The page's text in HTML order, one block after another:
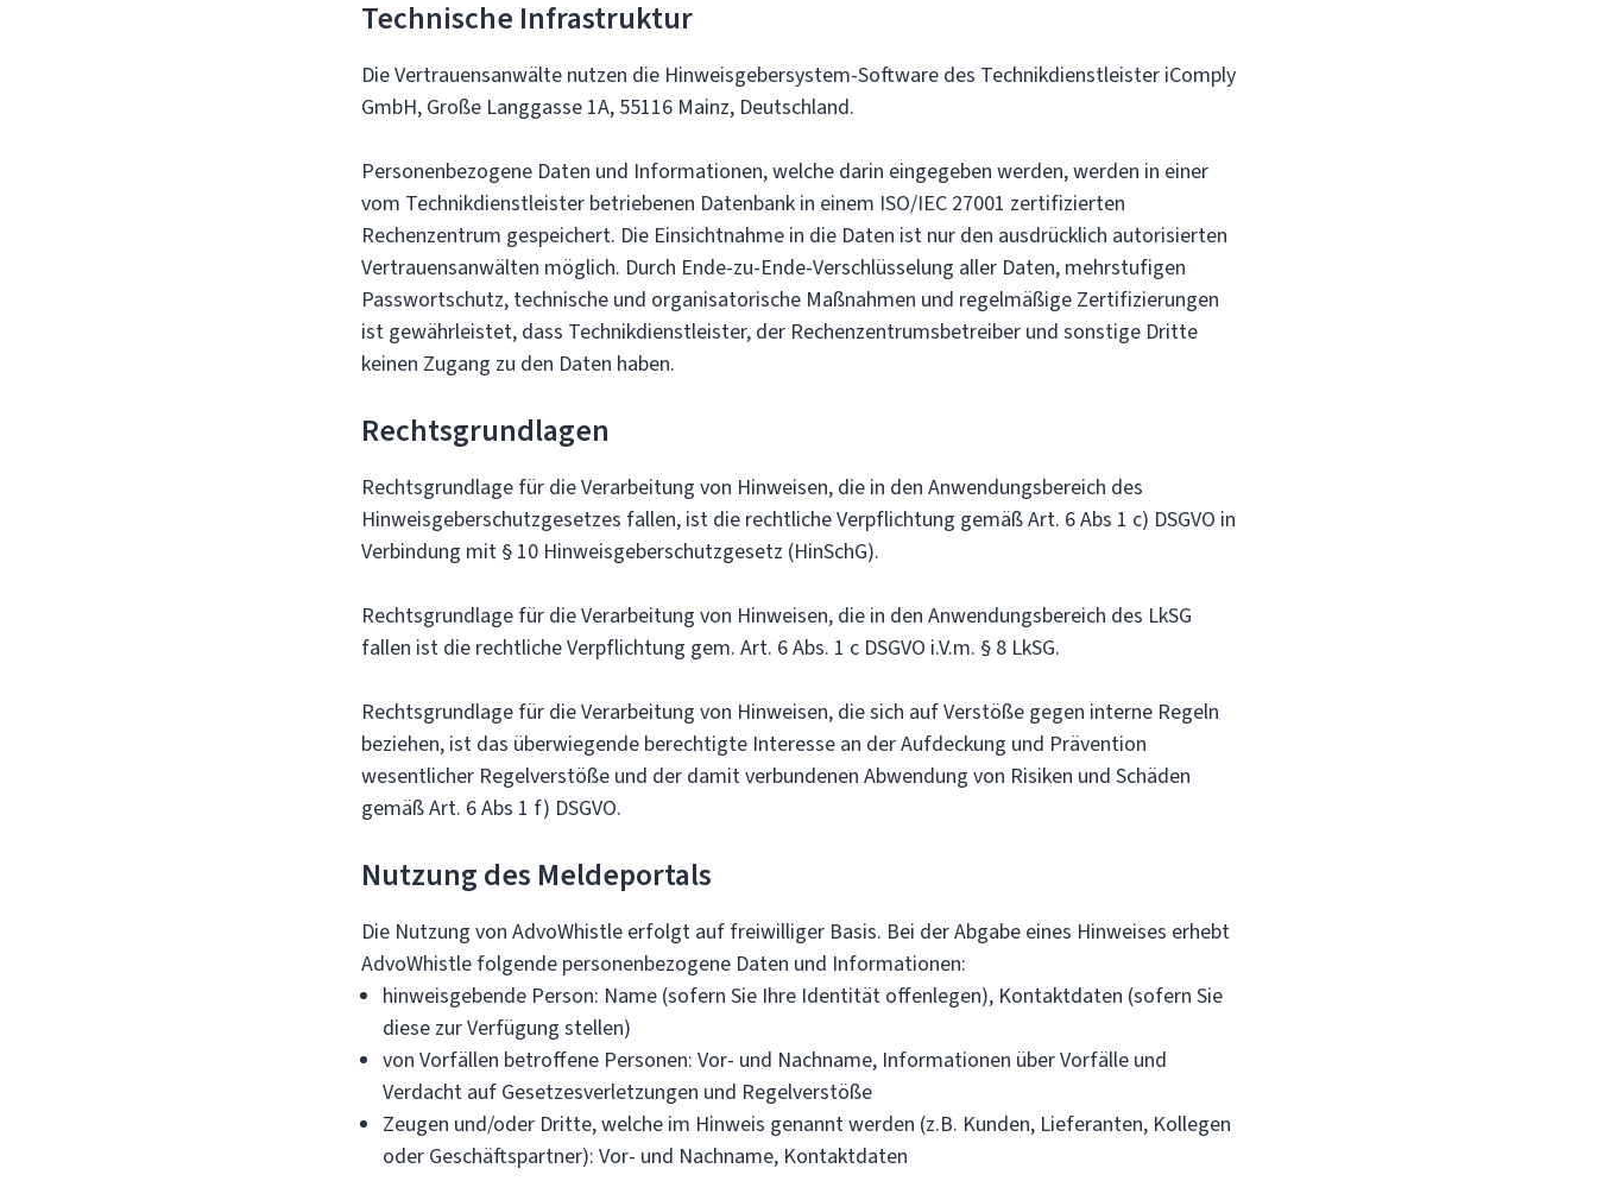
Technische Infrastruktur
Die Vertrauensanwälte nutzen die Hinweisgebersystem-Software des Technikdienstleister iComply
GmbH, Große Langgasse 1A, 55116 Mainz, Deutschland.
Personenbezogene Daten und Informationen, welche darin eingegeben werden, werden in einer
vom Technikdienstleister betriebenen Datenbank in einem ISO/IEC 27001 zertifizierten
Rechenzentrum gespeichert. Die Einsichtnahme in die Daten ist nur den ausdrücklich autorisierten
Vertrauensanwälten möglich. Durch Ende-zu-Ende-Verschlüsselung aller Daten, mehrstufigen
Passwortschutz, technische und organisatorische Maßnahmen und regelmäßige Zertifizierungen
ist gewährleistet, dass Technikdienstleister, der Rechenzentrumsbetreiber und sonstige Dritte
keinen Zugang zu den Daten haben.
Rechtsgrundlagen
Rechtsgrundlage für die Verarbeitung von Hinweisen, die in den Anwendungsbereich des
Hinweisgeberschutzgesetzes fallen, ist die rechtliche Verpflichtung gemäß Art. 6 Abs 1 c) DSGVO in
Verbindung mit § 10 Hinweisgeberschutzgesetz (HinSchG).
Rechtsgrundlage für die Verarbeitung von Hinweisen, die in den Anwendungsbereich des LkSG
fallen ist die rechtliche Verpflichtung gem. Art. 6 Abs. 1 c DSGVO i.V.m. § 8 LkSG.
Rechtsgrundlage für die Verarbeitung von Hinweisen, die sich auf Verstöße gegen interne Regeln
beziehen, ist das überwiegende berechtigte Interesse an der Aufdeckung und Prävention
wesentlicher Regelverstöße und der damit verbundenen Abwendung von Risiken und Schäden
gemäß Art. 6 Abs 1 f) DSGVO.
Nutzung des Meldeportals
Die Nutzung von AdvoWhistle erfolgt auf freiwilliger Basis. Bei der Abgabe eines Hinweises erhebt
AdvoWhistle folgende personenbezogene Daten und Informationen:
hinweisgebende Person: Name (sofern Sie Ihre Identität offenlegen), Kontaktdaten (sofern Sie
diese zur Verfügung stellen)
von Vorfällen betroffene Personen: Vor- und Nachname, Informationen über Vorfälle und
Verdacht auf Gesetzesverletzungen und Regelverstöße
Zeugen und/oder Dritte, welche im Hinweis genannt werden (z.B. Kunden, Lieferanten, Kollegen
oder Geschäftspartner): Vor- und Nachname, Kontaktdaten